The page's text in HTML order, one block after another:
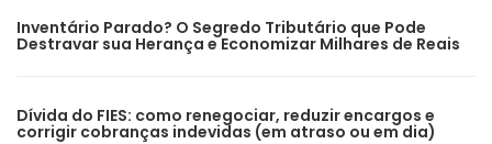
Inventário Parado? O Segredo Tributário que Pode
Destravar sua Herança e Economizar Milhares de Reais
Dívida do FIES: como renegociar, reduzir encargos e
corrigir cobranças indevidas (em atraso ou em dia)